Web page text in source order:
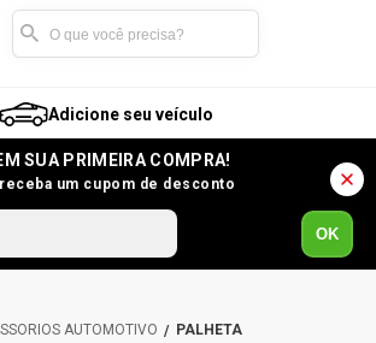
Adicione seu veículo
SUA PRIMEIRA COMPRA!
um cupom de desconto
OK
AUTOMOTIVO PALHETA